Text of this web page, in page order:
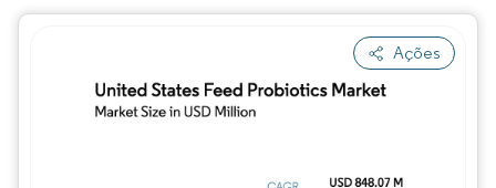
Ações